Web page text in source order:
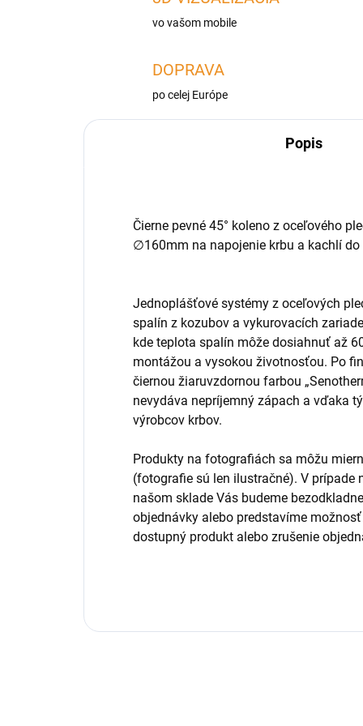
vo vašom mobile
DOPRAVA
po celej Európe
Popis
Čierne pevné 45° koleno z oceľového
∅160mm na napojenie krbu a kachlí
Jednoplášťové systémy z oceľových
spalín z kozubov a vykurovacích
kde teplota spalín môže dosiahnuť až
montážou a vysokou životnosťou. Po
čiernou žiaruvzdornou farbou
nevydáva nepríjemný zápach a vďaka
výrobcov krbov.
Produkty na fotografiách sa môžu
(fotografie sú len ilustračné). V prípade
našom sklade Vás budeme
objednávky alebo predstavíme
dostupný produkt alebo zrušenie